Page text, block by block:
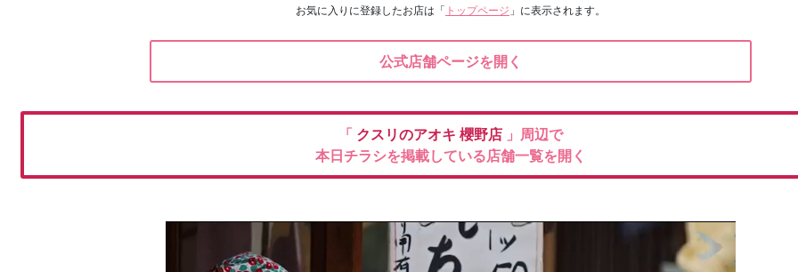
お気に入りに登録したお店は 「 トップページ 」に表示されます。
公式店舗ページを開く
「 クスリのアオキ 櫻野店 」周辺で
本日チラシを掲載している店舗一覧を開く